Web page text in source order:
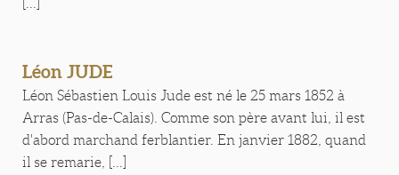
Léon JUDE
Léon Sébastien Louis Jude est né le 25 mars 1852 à
Arras (Pas-de-Calais). Comme son père avant lui, il est
d'abord marchand ferblantier. En janvier 1882, quand
il se remarie, [...]